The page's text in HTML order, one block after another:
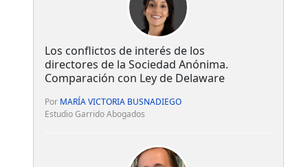
Los conflictos de interés de los
directores de la Sociedad Anónima.
Comparación con Ley de Delaware
Por MARÍA VICTORIA BUSNADIEGO
Estudio Garrido Abogados